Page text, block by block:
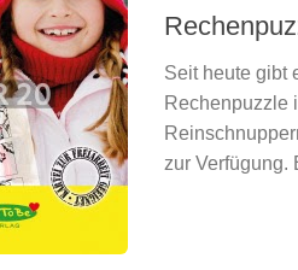
Seit heute gibt
Rechenpuzzle
zur Verfügung.